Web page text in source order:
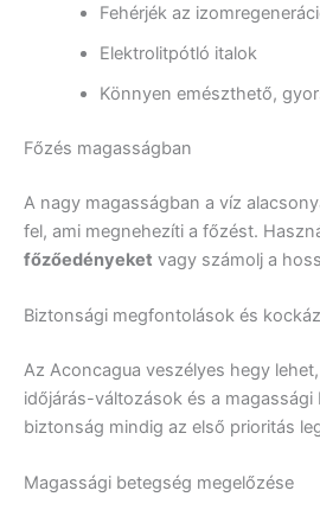
Fehérjék az
Elektrolitpótló italok
Könnyen emészthető,
Főzés magasságban
A nagy magasságban a víz
fel, ami megnehezíti a főzést.
főzőedényeket vagy számolj a
Biztonsági megfontolások és
Az Aconcagua veszélyes hegy
időjárás-változások és a magassági
biztonság mindig az első prioritás
Magassági betegség megelőzése